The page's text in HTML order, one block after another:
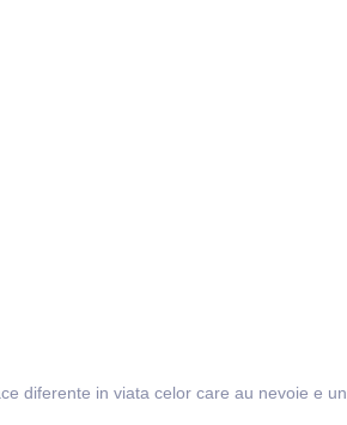
diferente in viata celor care au nevoie e un